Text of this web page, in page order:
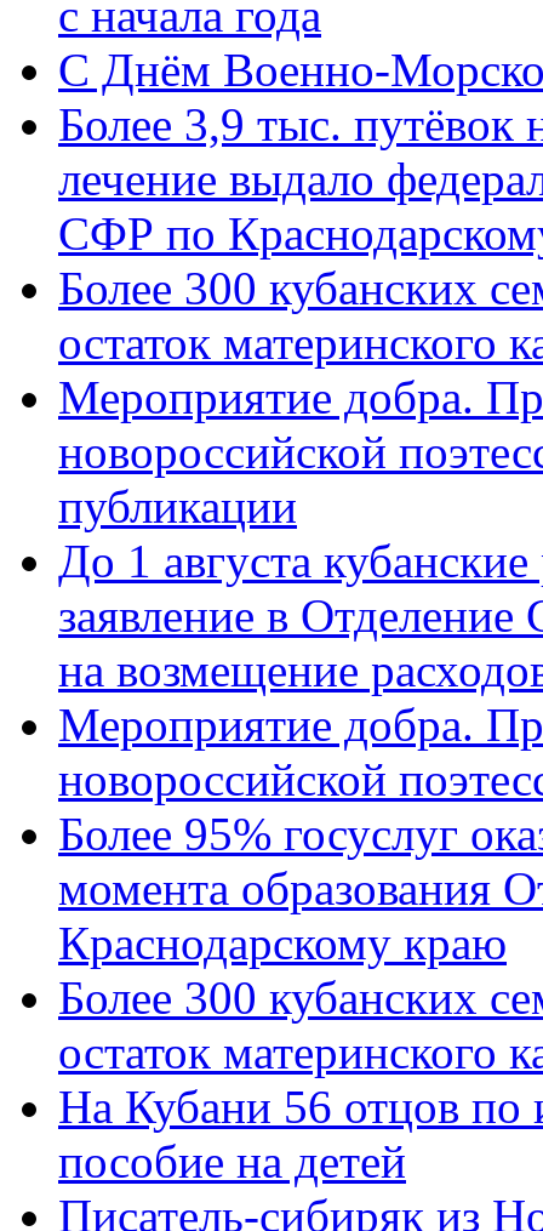
с начала года
C Днём Военно-
Более 3,9 тыс. путёвок
лечение выдало
СФР по
Более 300 кубанских
остаток материнского
Мероприятие добра.
новороссийской
публикации
До 1 августа
заявление в
на возмещение
Мероприятие добра.
новороссийской
Более 95% госуслуг
момента образования
Краснодарскому краю
Более 300 кубанских
остаток материнского
На Кубани 56 отцов по
пособие на детей
Писатель-сибиряк из